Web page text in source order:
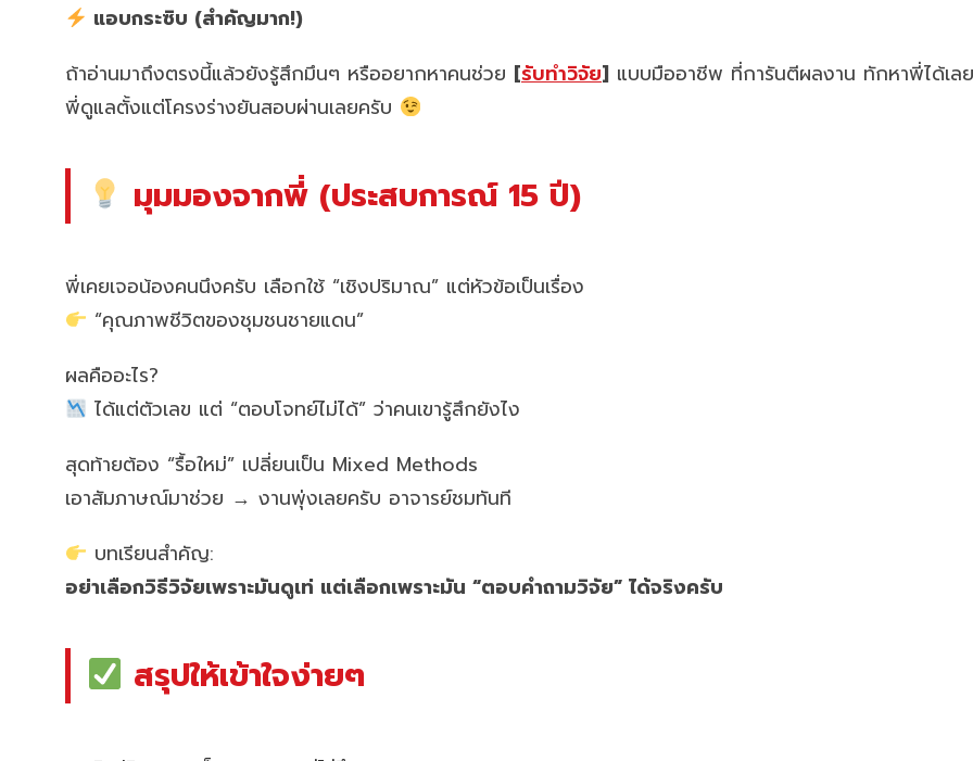
แอบกระซิบ (สำคัญมาก!)
ถ้าอ่านมาถึงตรงนี้แล้วยังรู้สึกมึนๆ หรืออยากหาคนช่วย [รับทำวิจัย] แบบมืออาชีพ ที่การันตีผลงาน ทักหาพี่ได้เล
พี่ดูแลตั้งแต่โครงร่างยันสอบผ่านเลยครับ
มุมมองจากพี่ (ประสบการณ์ 15 ปี)
พี่เคยเจอน้องคนนึงครับ เลือกใช้ “เชิงปริมาณ” แต่หัวข้อเป็นเรื่อง
“คุณภาพชีวิตของชุมชนชายแดน”
ผลคืออะไร?
ได้แต่ตัวเลข แต่ “ตอบโจทย์ไม่ได้” ว่าคนเขารู้สึกยังไง
สุดท้ายต้อง “รื้อใหม่” เปลี่ยนเป็น Mixed Methods
เอาสัมภาษณ์มาช่วย → งานพุ่งเลยครับ อาจารย์ชมทันที
บทเรียนสำคัญ:
อย่าเลือกวิธีวิจัยเพราะมันดูเท่ แต่เลือกเพราะมัน “ตอบคำถามวิจัย” ได้จริงครับ
สรุปให้เข้าใจง่ายๆ